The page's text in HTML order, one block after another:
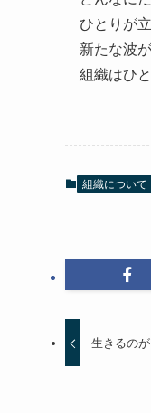
ひとりが
新たな波
組織はひ
組織について
生きるの